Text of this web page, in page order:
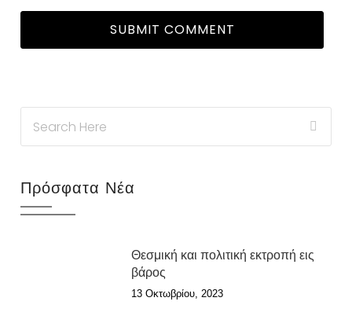
Πρόσφατα Νέα
Θεσμική και πολιτική εκτροπή εις
βάρος
13 Οκτωβρίου, 2023